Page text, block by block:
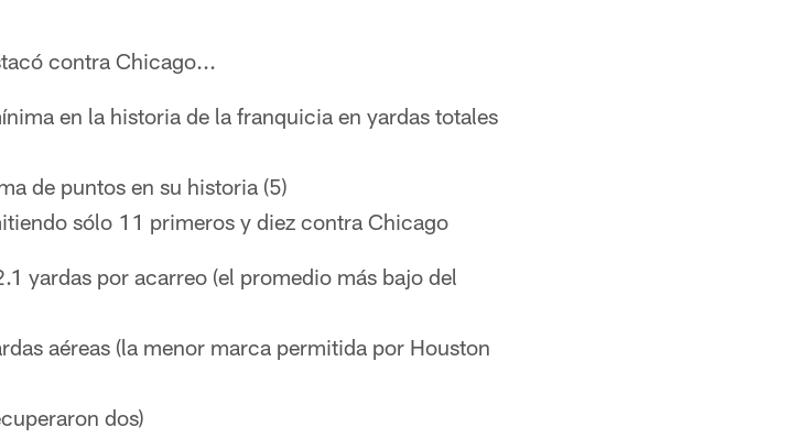
contra Chicago...
en la historia de la franquicia en yardas totales
de puntos en su historia (5)
sólo 11 primeros y diez contra Chicago
yardas por acarreo (el promedio más bajo del
aéreas (la menor marca permitida por Houston
dos)